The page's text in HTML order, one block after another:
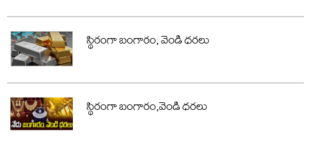
స్థిరంగా బంగారం, వెండి ధరలు
స్థిరంగా బంగారం,వెండి ధరలు